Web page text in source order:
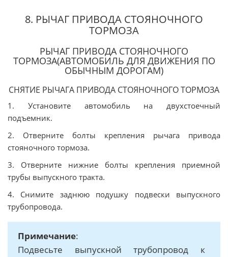
8. РЫЧАГ ПРИВОДА СТОЯНОЧНОГО
ТОРМОЗА
РЫЧАГ ПРИВОДА СТОЯНОЧНОГО
ТОРМОЗА(АВТОМОБИЛЬ ДЛЯ ДВИЖЕНИЯ ПО
ОБЫЧНЫМ ДОРОГАМ)
СНЯТИЕ РЫЧАГА ПРИВОДА СТОЯНОЧНОГО ТОРМОЗА
1. Установите автомобиль на двухстоечный
подъемник.
2. Отверните болты крепления рычага привода
стояночного тормоза.
3. Отверните нижние болты крепления приемной
трубы выпускного тракта.
4. Снимите заднюю подушку подвески выпускного
трубопровода.
Примечание:
Подвесьте выпускной трубопровод к